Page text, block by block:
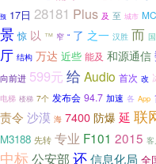
预 17日 28181 Plus 及 至 城市
景 惊 以 ™ 窄 “ 了 之一 汉胜 而
厅 结构 万达 近些 能及 和源通信
向前进 599元 给 Audio 首次 改
电梯 楼梯 7个 发布会 94.7 加速 各 App
责令 沙漠 海 7400 防爆 延 联
M3188 先转 专业 F101 2015
中标 公安部 还信息化局 全